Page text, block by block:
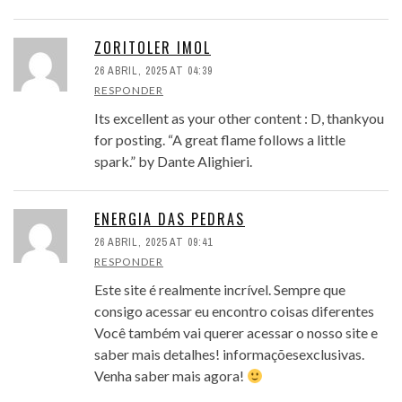
ZORITOLER IMOL
26 ABRIL, 2025 AT 04:39
RESPONDER
Its excellent as your other content : D, thankyou
for posting. “A great flame follows a little
spark.” by Dante Alighieri.
ENERGIA DAS PEDRAS
26 ABRIL, 2025 AT 09:41
RESPONDER
Este site é realmente incrível. Sempre que
consigo acessar eu encontro coisas diferentes
Você também vai querer acessar o nosso site e
saber mais detalhes! informaçõesexclusivas.
Venha saber mais agora!